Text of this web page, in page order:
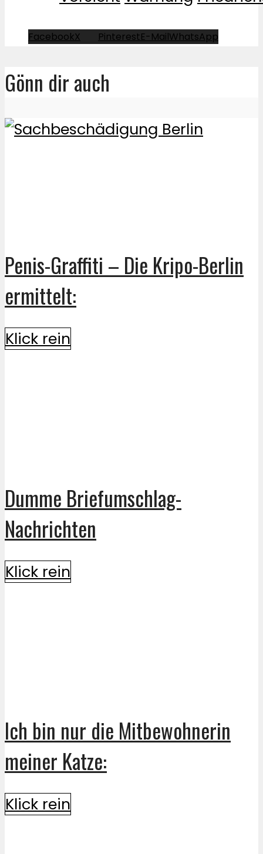
FacebookX PinterestE-MailWhatsApp
Gönn dir auch
Penis-Graffiti – Die Kripo-Berlin
ermittelt:
Klick rein
Dumme Briefumschlag-
Nachrichten
Klick rein
Ich bin nur die Mitbewohnerin
meiner Katze:
Klick rein